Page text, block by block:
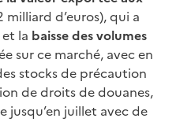
milliard d’euros), qui a
la baisse des volumes
sur ce marché, avec en
stocks de précaution
de droits de douanes,
jusqu’en juillet avec de